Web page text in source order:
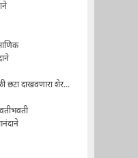
आणिक
छटा दाखवणारा शेर...